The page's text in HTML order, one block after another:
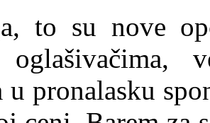
to su nove
oglašivačima,
u pronalasku